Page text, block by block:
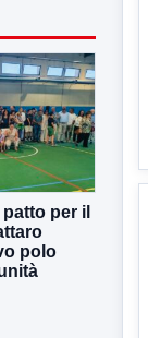
per il
polo